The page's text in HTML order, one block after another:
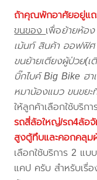
ถ้าคุณพักอาศัยอยู่แ
ขนของเพื่อย้ายห้อ
เม้นท์ สินค้า ออฟฟิศ
ขนย้ายเตียงผู้ป่วย(
บิ๊กไบค์ Big Bike ฮ
หมาน้องแมว ขนขยะ
ให้ลูกค้าเลือกใช้บริก
รถสี่ล้อใหญ่/รถ4ล้อ
สูงตู้ทึบและคอกคลุม
เลือกใช้บริการ 2 แบ
แคป ครับ สำหรับเรื่อ